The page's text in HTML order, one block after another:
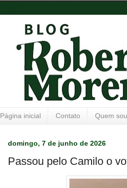
Página inicial Contato Quem
domingo, 7 de junho de 2026
Passou pelo Camilo o